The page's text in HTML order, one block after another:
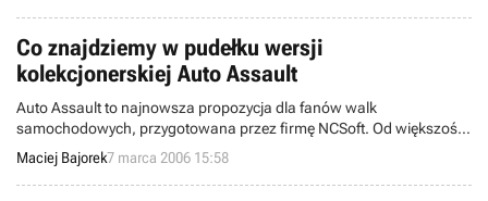
Co znajdziemy w pudełku wersji
kolekcjonerskiej Auto Assault
Auto Assault to najnowsza propozycja dla fanów walk
samochodowych, przygotowana przez firmę NCSoft. Od większości
produkcji tego typu odróżnia ją fakt, iż nie jest pozycją typowo
zręcznościową, bowiem zaimplementowano w niej wiele cech z
gatunku MMOcRPG. W oczekiwaniu na premierę ww. tytułu,
Maciej Bajorek7 marca 2006 15:58